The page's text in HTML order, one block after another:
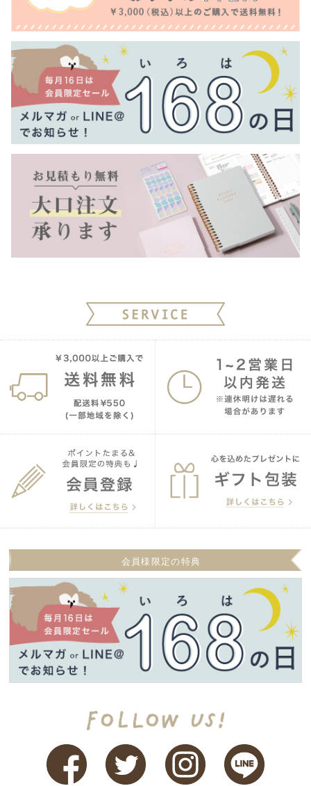
会員様限定の特典